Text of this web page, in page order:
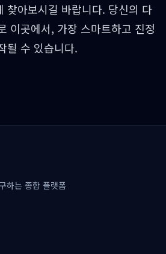
찾아보시길 바랍니다. 당신의 다
이곳에서, 가장 스마트하고 진정
될 수 있습니다.
하는 종합 플랫폼